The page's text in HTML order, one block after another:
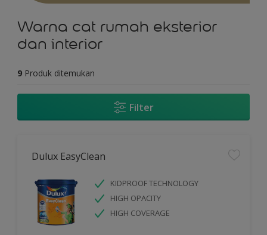
Warna cat rumah eksterior
dan interior
9 Produk ditemukan
Filter
Dulux EasyClean
KIDPROOF TECHNOLOGY
HIGH OPACITY
HIGH COVERAGE